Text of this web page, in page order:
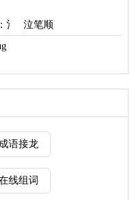
：氵
泣笔顺
成语接龙
线组词